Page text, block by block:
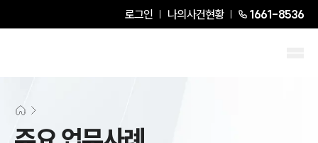
로그인 나의사건현황 1661-8536